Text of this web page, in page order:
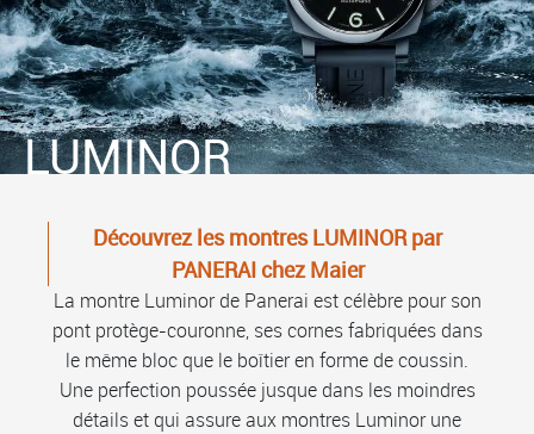
LUMINOR
Découvrez les montres LUMINOR par
PANERAI chez Maier
La montre Luminor de Panerai est célèbre pour son
pont protège-couronne, ses cornes fabriquées dans
le même bloc que le boîtier en forme de coussin.
Une perfection poussée jusque dans les moindres
détails et qui assure aux montres Luminor une